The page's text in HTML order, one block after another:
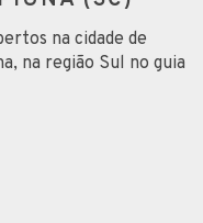
na cidade de
na região Sul no guia